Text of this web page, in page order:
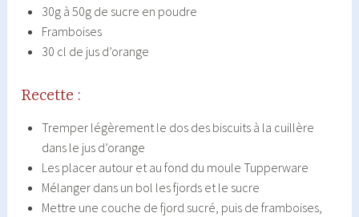
30g à 50g de sucre en poudre
Framboises
30 cl de jus d’orange
Recette :
Tremper légèrement le dos des biscuits à la cuillère
dans le jus d’orange
Les placer autour et au fond du moule Tupperware
Mélanger dans un bol les fjords et le sucre
Mettre une couche de fjord sucré, puis de framboises,